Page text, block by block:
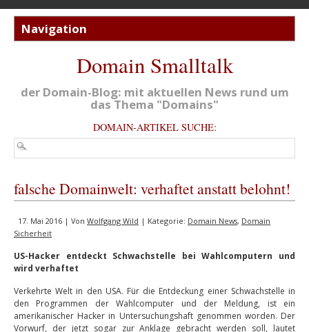
Domain Smalltalk
der Domain-Blog: mit aktuellen News rund um
das Thema "Domains"
DOMAIN-ARTIKEL SUCHE:
falsche Domainwelt: verhaftet anstatt belohnt!
17. Mai 2016 | Von Wolfgang Wild | Kategorie: Domain News, Domain
Sicherheit
US-Hacker entdeckt Schwachstelle bei Wahlcomputern und
wird verhaftet
Verkehrte Welt in den USA. Für die Entdeckung einer Schwachstelle in
den Programmen der Wahlcomputer und der Meldung, ist ein
amerikanischer Hacker in Untersuchungshaft genommen worden. Der
Vorwurf, der jetzt sogar zur Anklage gebracht werden soll, lautet